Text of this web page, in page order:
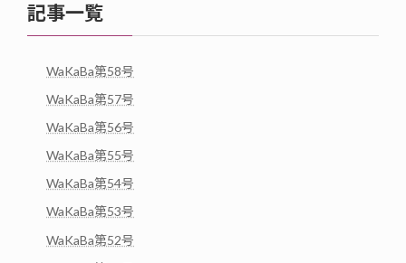
記事一覧
WaKaBa第58号
WaKaBa第57号
WaKaBa第56号
WaKaBa第55号
WaKaBa第54号
WaKaBa第53号
WaKaBa第52号